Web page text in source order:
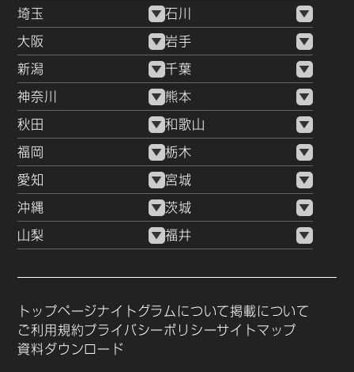
埼玉 石川
大阪 岩手
新潟 千葉
神奈川 熊本
秋田 和歌山
福岡 栃木
愛知 宮城
沖縄 茨城
山梨 福井
トップページナイトグラムについて掲載について
ご利用規約プライバシーポリシーサイトマップ
資料ダウンロード